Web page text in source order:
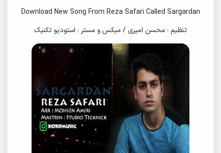
Download New Song From Reza Safari Called Sargardan
تنظیم : محسن امیری / میکس و مستر : استودیو تکنیک